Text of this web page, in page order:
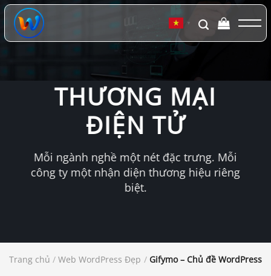
Chuyển
đến
dung
▼
THƯƠNG MẠI
ĐIỆN TỬ
Mỗi ngành nghề một nét đặc trưng. Mỗi
công ty một nhận diện thương hiệu riêng
biệt.
Trang chủ / Web WordPress Đẹp / Gifymo – Chủ đề WordPress